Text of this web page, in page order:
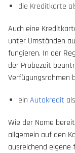
die Kreditkarte
Auch eine
unter Umständen
fungieren. In der
der Probezeit
Verfügungsrahmen
ein Autokredit
Wie der Name
allgemein auf den
ausreichend eigene